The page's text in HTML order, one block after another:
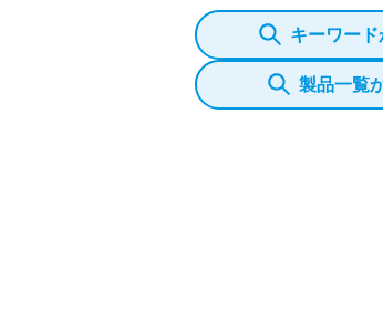
キーワー
製品一覧